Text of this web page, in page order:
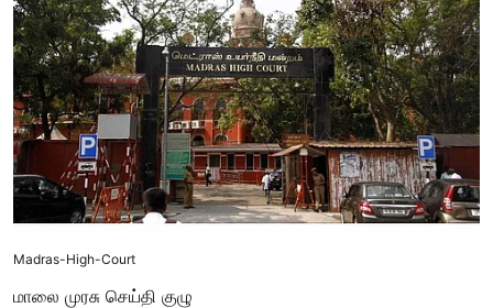
Madras-High-Court
மாலை முரசு செய்தி குழு